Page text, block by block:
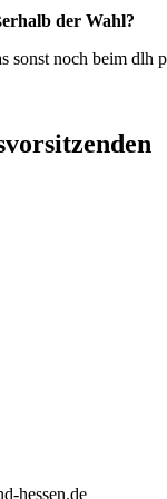
der Wahl?
sonst noch beim dlh
hessen.de